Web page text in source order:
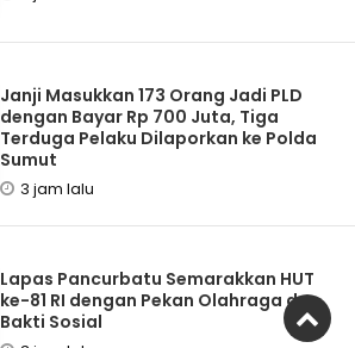
Janji Masukkan 173 Orang Jadi PLD
dengan Bayar Rp 700 Juta, Tiga
Terduga Pelaku Dilaporkan ke Polda
Sumut
3 jam lalu
Lapas Pancurbatu Semarakkan HUT
ke-81 RI dengan Pekan Olahraga dan
Bakti Sosial